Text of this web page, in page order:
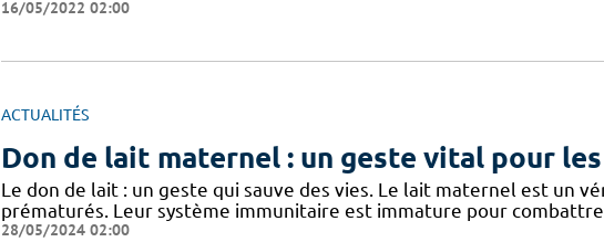
16/05/2022 02:00
ACTUALITÉS
Don de lait maternel : un geste vital pour
Le don de lait : un geste qui sauve des vies. Le lait maternel est un
prématurés. Leur système immunitaire est immature pour
28/05/2024 02:00